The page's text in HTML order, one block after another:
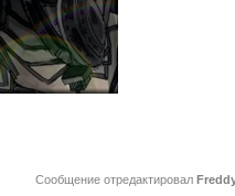
Сообщение отредактировал